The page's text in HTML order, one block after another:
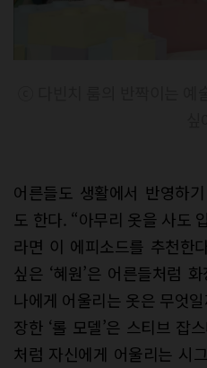
어른들도 생활에서 반영하
도 한다. “아무리 옷을 사도
라면 이 에피소드를 추천한
싶은 ‘혜원’은 어른들처럼
나에게 어울리는 옷은 무엇
장한 ‘롤 모델’은 스티브 잡
처럼 자신에게 어울리는 시